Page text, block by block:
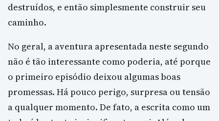
destruídos, e então simplesmente construir seu
caminho.
No geral, a aventura apresentada neste segundo
não é tão interessante como poderia, até porque
o primeiro episódio deixou algumas boas
promessas. Há pouco perigo, surpresa ou tensão
a qualquer momento. De fato, a escrita como um